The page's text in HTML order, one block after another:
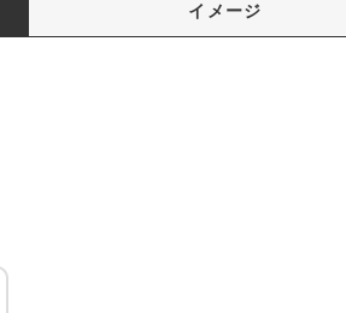
イメージ